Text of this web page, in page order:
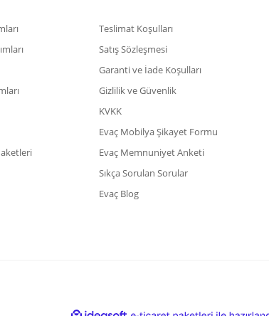
Teslimat Koşulları
Satış Sözleşmesi
Garanti ve İade Koşulları
Gizlilik ve Güvenlik
KVKK
Evaç Mobilya Şikayet Formu
Evaç Memnuniyet Anketi
Sıkça Sorulan Sorular
Evaç Blog